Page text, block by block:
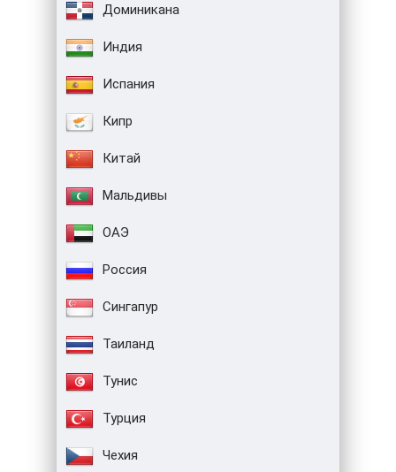
Доминикана
Индия
Испания
Кипр
Китай
Мальдивы
ОАЭ
Россия
Сингапур
Таиланд
Тунис
Турция
Чехия